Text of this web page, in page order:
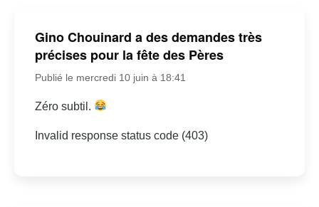
Gino Chouinard a des demandes très
précises pour la fête des Pères
Publié le mercredi 10 juin à 18:41
Zéro subtil.
Invalid response status code (403)